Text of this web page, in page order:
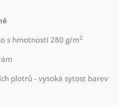
s hmotností 280 g/m2
plotrů - vysoká sytost barev